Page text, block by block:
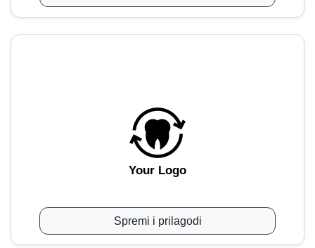
Your Logo
Spremi i prilagodi